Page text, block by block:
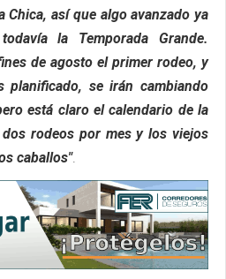
Chica, así que algo avanzado ya
la Temporada Grande.
de agosto el primer rodeo, y
planificado, se irán cambiando
está claro el calendario de la
rodeos por mes y los viejos
caballos".